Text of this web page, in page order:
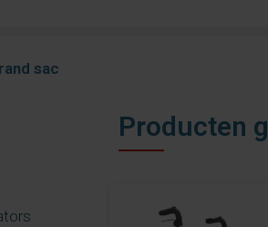
sac
Producten